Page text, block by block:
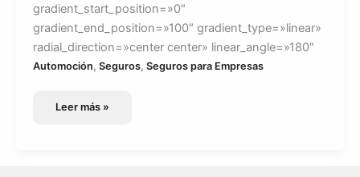
gradient_start_position=»0″
gradient_end_position=»100″ gradient_type=»linear»
radial_direction=»center center» linear_angle=»180″
Automoción, Seguros, Seguros para Empresas
Seguro
Leer más »